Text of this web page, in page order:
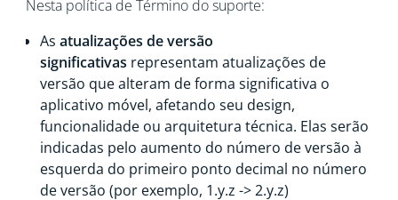
Nesta política de Término do suporte:
As atualizações de versão
significativas representam atualizações de
versão que alteram de forma significativa o
aplicativo móvel, afetando seu design,
funcionalidade ou arquitetura técnica. Elas serão
indicadas pelo aumento do número de versão à
esquerda do primeiro ponto decimal no número
de versão (por exemplo, 1.y.z -> 2.y.z)